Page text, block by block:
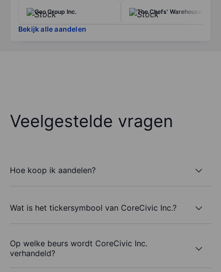
Geo Group Inc. The Chefs' Warehouse Inc.
Bekijk alle aandelen
Veelgestelde vragen
Hoe koop ik aandelen?
Wat is het tickersymbool van CoreCivic Inc.?
Op welke beurs wordt CoreCivic Inc.
verhandeld?